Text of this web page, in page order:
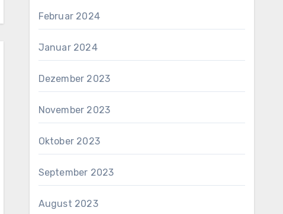
Februar 2024
Januar 2024
Dezember 2023
November 2023
Oktober 2023
September 2023
August 2023